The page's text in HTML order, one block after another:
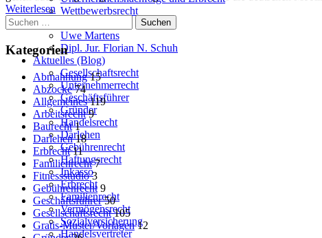
Wettbewerbsrecht
Team
Uwe Martens
Dipl. Jur. Florian N. Schuh
Aktuelles (Blog)
Gesellschaftsrecht
Unternehmerrecht
Geschäftsführer
Gründer
Handelsrecht
Darlehen
Gebührenrecht
Haftungsrecht
Inkasso
Erbrecht
Familienrecht
Vermögensrecht
Sozialversicherung
Handelsvertreter
Anbieter
muss
Weiterlesen
Suchen
nach:
Kategorien
Abmahnung 15
Abzocke 74
Allgemeines 119
Arbeitsrecht 9
Baurecht 1
Darlehen 18
Erbrecht 11
Familienrecht 7
Fitnessstudio 3
Gebührenrecht 9
Geschäftsführer 50
Gesellschaftsrecht 105
Gratis-Muster/Vorlagen 12